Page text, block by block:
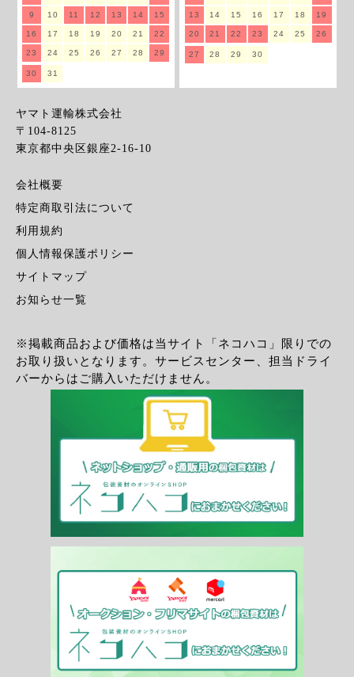
9 10 11 12 13 14 15
16 17 18 19 20 21 22
23 24 25 26 27 28 29
30 31
13 14 15 16 17 18 19
20 21 22 23 24 25 26
27 28 29 30
ヤマト運輸株式会社
〒104-8125
東京都中央区銀座2-16-10
会社概要
特定商取引法について
利用規約
個人情報保護ポリシー
サイトマップ
お知らせ一覧
※掲載商品および価格は当サイト「ネコハコ」限りでの
お取り扱いとなります。サービスセンター、担当ドライ
バーからはご購入いただけません。